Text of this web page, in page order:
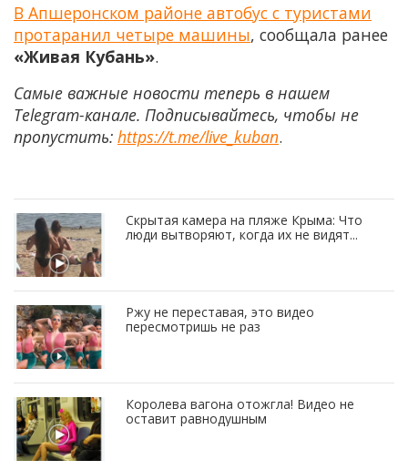
В Апшеронском районе автобус с туристами
протаранил четыре машины, сообщала ранее
«Живая Кубань».
Самые важные новости теперь в нашем
Telegram-канале. Подписывайтесь, чтобы не
пропустить: https://t.me/live_kuban.
Скрытая камера на пляже Крыма: Что
люди вытворяют, когда их не видят...
Ржу не переставая, это видео
пересмотришь не раз
Королева вагона отожгла! Видео не
оставит равнодушным